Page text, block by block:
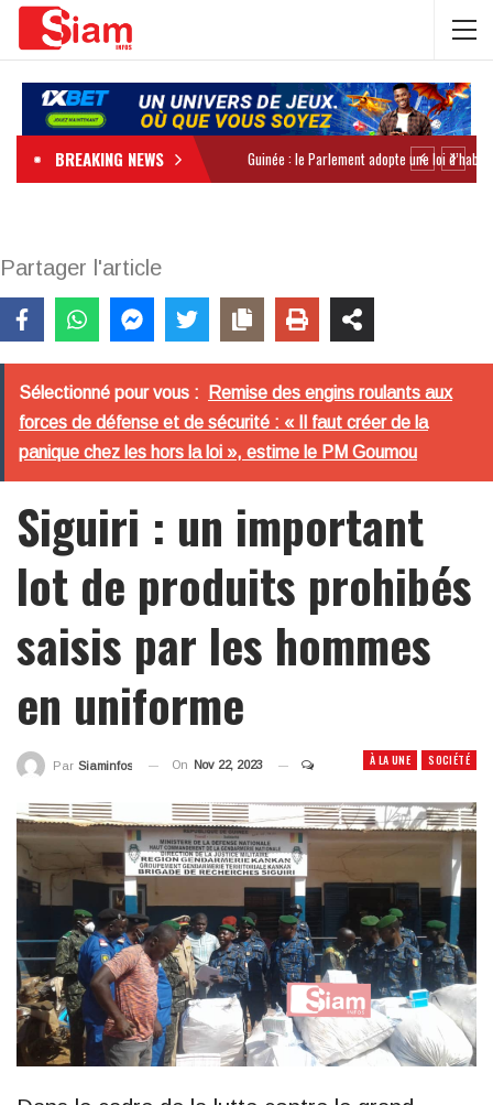
BREAKING NEWS
Partager l'article
Sélectionné pour vous :
Remise des engins roulants aux
forces de défense et de sécurité : « Il faut créer de la
panique chez les hors la loi », estime le PM Goumou
Siguiri : un important
lot de produits prohibés
saisis par les hommes
en uniforme
À LA UNE SOCIÉTÉ
Par Siaminfos On Nov 22, 2023